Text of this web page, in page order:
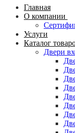
Главная
О компании
Услуги
Каталог
Двери